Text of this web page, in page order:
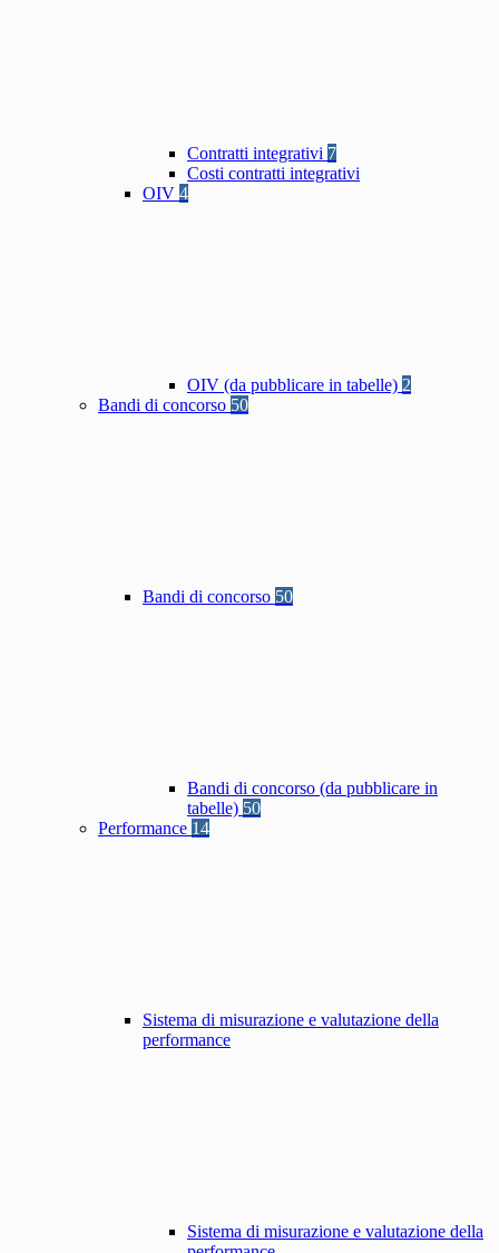
Contratti integrativi 7
Costi contratti integrativi
OIV 4
OIV (da pubblicare in tabelle) 2
Bandi di concorso 50
Bandi di concorso 50
Bandi di concorso (da pubblicare in
tabelle) 50
Performance 14
Sistema di misurazione e valutazione della
performance
Sistema di misurazione e valutazione della